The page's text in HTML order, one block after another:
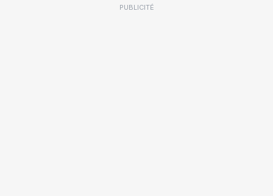
PUBLICITÉ